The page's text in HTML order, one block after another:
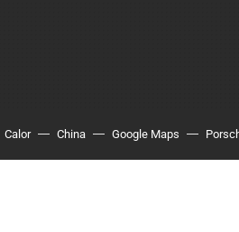
Calor China Google Maps